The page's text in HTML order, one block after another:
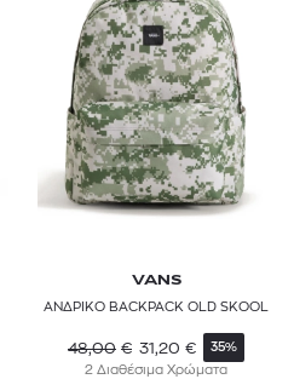
VANS
ΑΝΔΡΙΚΟ BACKPACK OLD SKOOL
48,00 € 31,20 € 35%
2 Διαθέσιμα Χρώματα